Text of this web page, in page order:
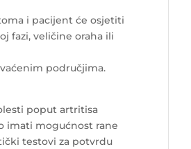
i pacijent će osjetiti
fazi, veličine oraha ili
područjima.
poput artritisa
imati mogućnost rane
testovi za potvrdu